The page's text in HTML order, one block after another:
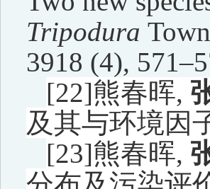
Tripodura
3918 (4),
[22]熊春晖,
及其与环境因
[23]熊春晖,